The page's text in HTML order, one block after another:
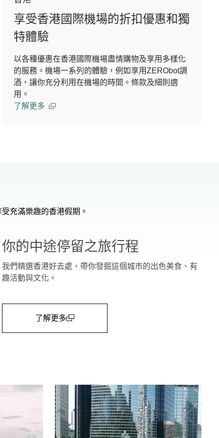
享受香港國際機場的折扣優惠和獨
特體驗
以各種優惠在香港國際機場盡情購物及享用多樣化
的服務。機場一系列的體驗，例如享用ZERObot調
酒，讓你充分利用在機場的時間。條款及細則適
用。
了解更多
充滿樂趣的香港假期。
你的中途停留之旅行程
我們精選香港好去處，帶你發掘這個城市的出色美食、有
趣活動與文化。
了解更多